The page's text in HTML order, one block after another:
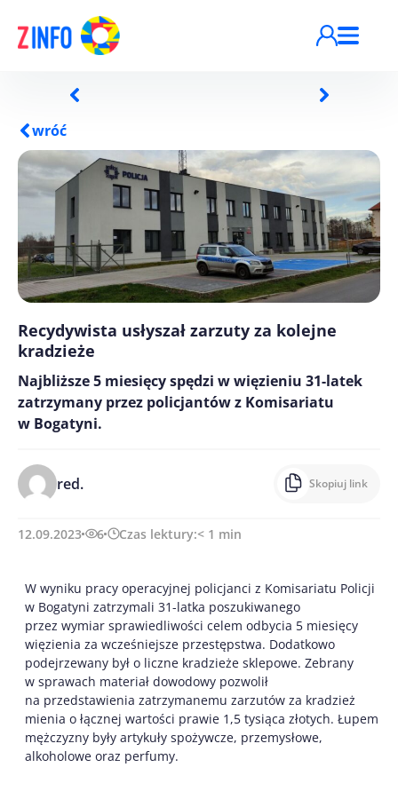
wróć
Recydywista usłyszał zarzuty za kolejne
kradzieże
Najbliższe 5 miesięcy spędzi w więzieniu 31-latek
zatrzymany przez policjantów z Komisariatu
w Bogatyni.
red. Skopiuj link
12.09.2023 6 Czas lektury:< 1 min
W wyniku pracy operacyjnej policjanci z Komisariatu Policji
w Bogatyni zatrzymali 31-latka poszukiwanego
przez wymiar sprawiedliwości celem odbycia 5 miesięcy
więzienia za wcześniejsze przestępstwa. Dodatkowo
podejrzewany był o liczne kradzieże sklepowe. Zebrany
w sprawach materiał dowodowy pozwolił
na przedstawienia zatrzymanemu zarzutów za kradzież
mienia o łącznej wartości prawie 1,5 tysiąca złotych. Łupem
mężczyzny były artykuły spożywcze, przemysłowe,
alkoholowe oraz perfumy.